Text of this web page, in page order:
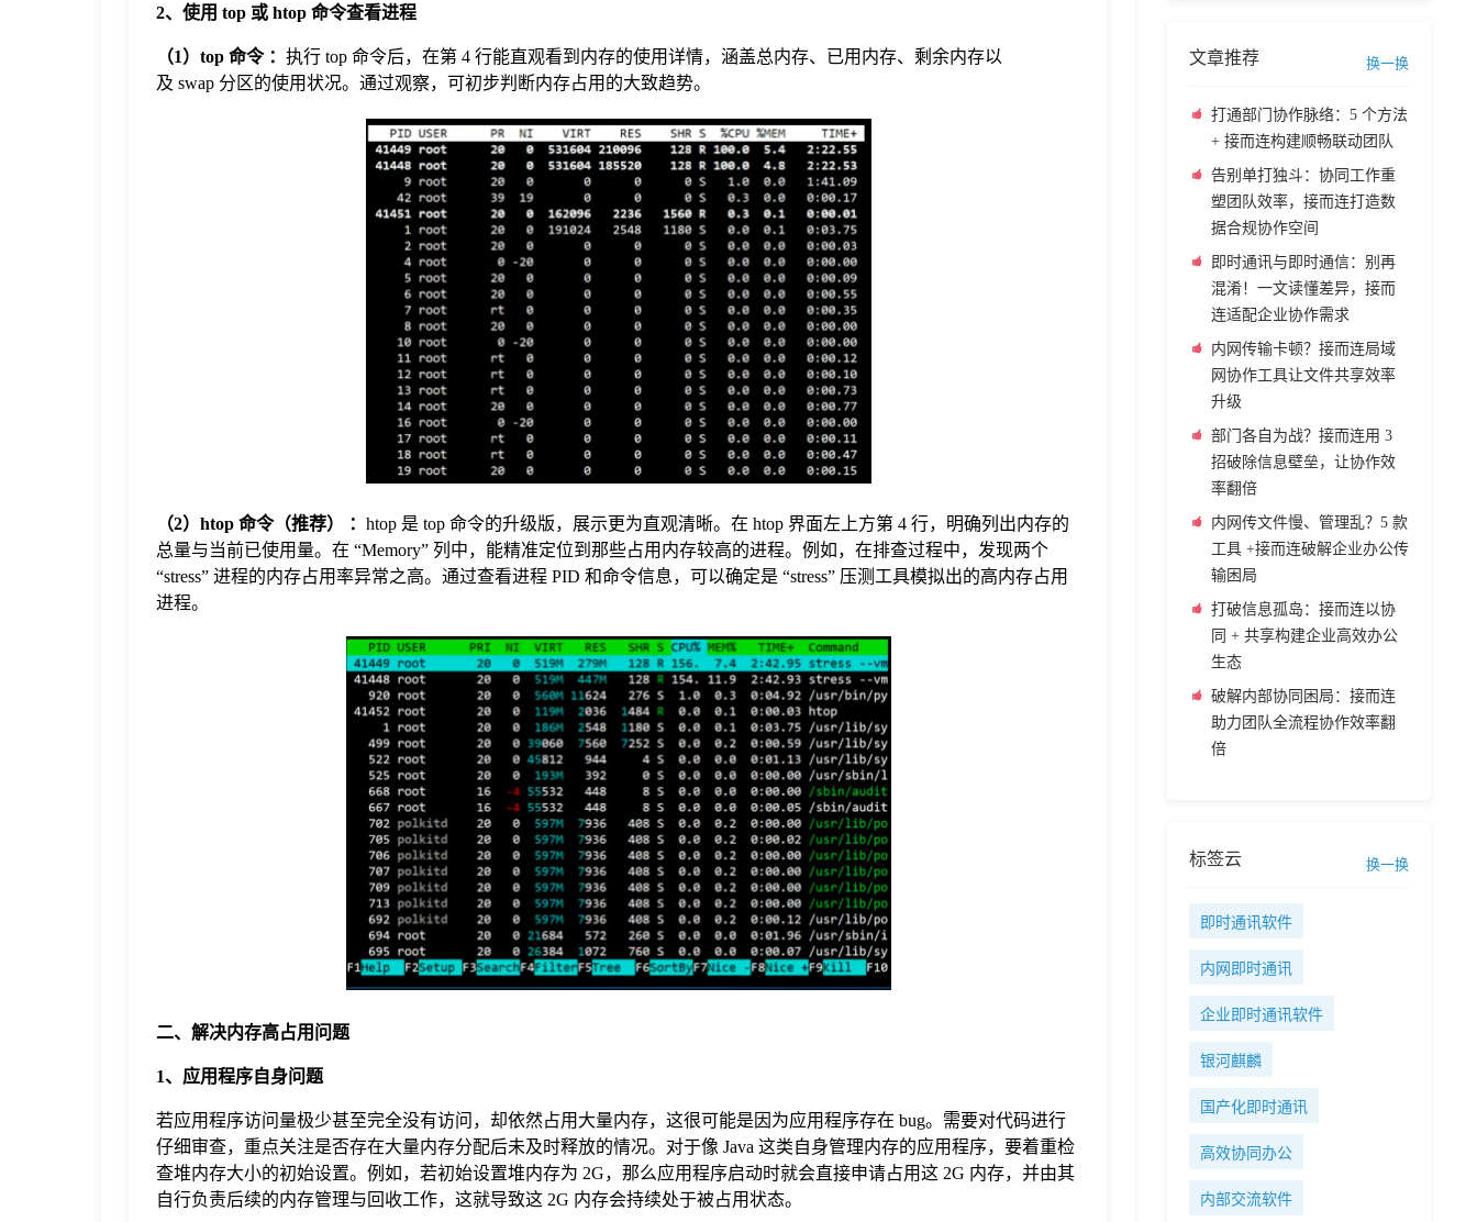
2、使用 top 或 htop 命令查看进程
（1）top 命令 ： 执行 top 命令后，在第 4 行能直观看到内存的使用详情，涵盖总内存、已用内存、剩余内存以
及 swap 分区的使用状况。通过观察，可初步判断内存占用的大致趋势。
（2）htop 命令（推荐） ： htop 是 top 命令的升级版，展示更为直观清晰。在 htop 界面左上方第 4 行，明确列出内存的
总量与当前已使用量。在 “Memory” 列中，能精准定位到那些占用内存较高的进程。例如，在排查过程中，发现两个
“stress” 进程的内存占用率异常之高。通过查看进程 PID 和命令信息，可以确定是 “stress” 压测工具模拟出的高内存占用
进程。
二、解决内存高占用问题
1、应用程序自身问题
若应用程序访问量极少甚至完全没有访问，却依然占用大量内存，这很可能是因为应用程序存在 bug。需要对代码进行
仔细审查，重点关注是否存在大量内存分配后未及时释放的情况。对于像 Java 这类自身管理内存的应用程序，要着重检
查堆内存大小的初始设置。例如，若初始设置堆内存为 2G，那么应用程序启动时就会直接申请占用这 2G 内存，并由其
自行负责后续的内存管理与回收工作，这就导致这 2G 内存会持续处于被占用状态。
文章推荐 换一换
打通部门协作脉络：5 个方法
+ 接而连构建顺畅联动团队
告别单打独斗：协同工作重
塑团队效率，接而连打造数
据合规协作空间
即时通讯与即时通信：别再
混淆！一文读懂差异，接而
连适配企业协作需求
内网传输卡顿？接而连局域
网协作工具让文件共享效率
升级
部门各自为战？接而连用 3
招破除信息壁垒，让协作效
率翻倍
内网传文件慢、管理乱？5 款
工具 +接而连破解企业办公传
输困局
打破信息孤岛：接而连以协
同 + 共享构建企业高效办公
生态
破解内部协同困局：接而连
助力团队全流程协作效率翻
倍
标签云 换一换
即时通讯软件
内网即时通讯
企业即时通讯软件
银河麒麟
国产化即时通讯
高效协同办公
内部交流软件